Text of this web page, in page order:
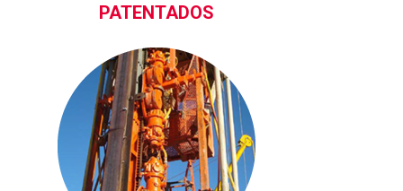
PATENTADOS